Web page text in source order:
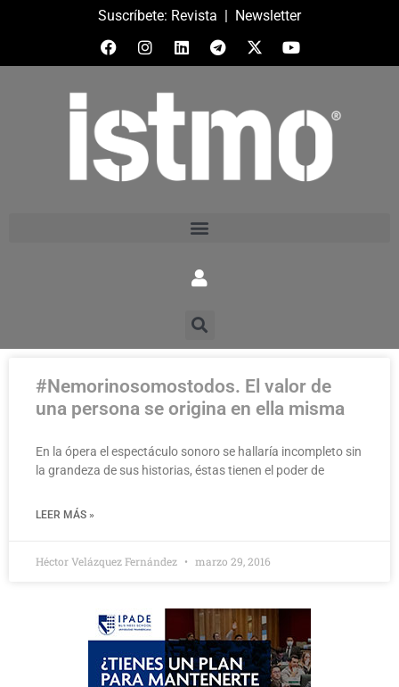
Suscríbete: Revista | Newsletter
#Nemorinosomostodos. El valor de
una persona se origina en ella misma
En la ópera el espectáculo sonoro se hallaría incompleto sin
la grandeza de sus historias, éstas tienen el poder de
LEER MÁS »
Héctor Velázquez Fernández marzo 29, 2016